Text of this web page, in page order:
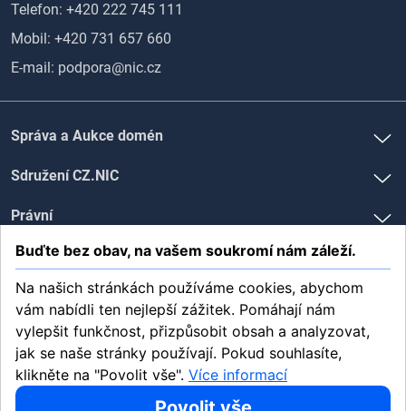
Telefon: +420 222 745 111
Mobil: +420 731 657 660
E-mail: podpora@nic.cz
Správa a Aukce domén
Sdružení CZ.NIC
Právní
Sledujte nás na
Copyright 2026 CZ.NIC, z. s. p. o | Milešovská 1136/5, 130 00 Praha |
IČ: 67985726
Buďte bez obav, na vašem soukromí nám záleží.
Na našich stránkách používáme cookies, abychom
vám nabídli ten nejlepší zážitek. Pomáhají nám
vylepšit funkčnost, přizpůsobit obsah a analyzovat,
jak se naše stránky používají. Pokud souhlasíte,
klikněte na "Povolit vše". Více informací